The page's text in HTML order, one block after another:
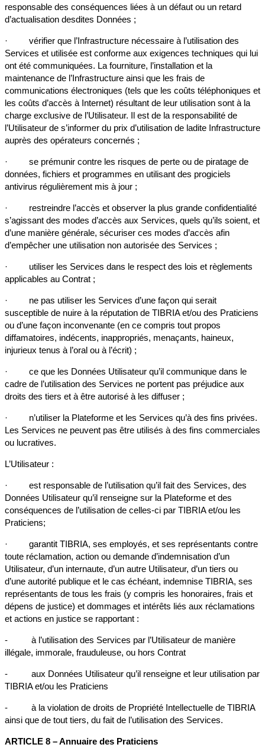
responsable des conséquences liées à un défaut ou un retard
d’actualisation desdites Données ;
· vérifier que l’Infrastructure nécessaire à l’utilisation des
Services et utilisée est conforme aux exigences techniques qui lui
ont été communiquées. La fourniture, l’installation et la
maintenance de l’Infrastructure ainsi que les frais de
communications électroniques (tels que les coûts téléphoniques et
les coûts d’accès à Internet) résultant de leur utilisation sont à la
charge exclusive de l’Utilisateur. Il est de la responsabilité de
l’Utilisateur de s’informer du prix d’utilisation de ladite Infrastructure
auprès des opérateurs concernés ;
· se prémunir contre les risques de perte ou de piratage de
données, fichiers et programmes en utilisant des progiciels
antivirus régulièrement mis à jour ;
· restreindre l’accès et observer la plus grande confidentialité
s’agissant des modes d’accès aux Services, quels qu’ils soient, et
d’une manière générale, sécuriser ces modes d’accès afin
d’empêcher une utilisation non autorisée des Services ;
· utiliser les Services dans le respect des lois et règlements
applicables au Contrat ;
· ne pas utiliser les Services d’une façon qui serait
susceptible de nuire à la réputation de TIBRIA et/ou des Praticiens
ou d’une façon inconvenante (en ce compris tout propos
diffamatoires, indécents, inappropriés, menaçants, haineux,
injurieux tenus à l’oral ou à l’écrit) ;
· ce que les Données Utilisateur qu’il communique dans le
cadre de l’utilisation des Services ne portent pas préjudice aux
droits des tiers et à être autorisé à les diffuser ;
· n’utiliser la Plateforme et les Services qu’à des fins privées.
Les Services ne peuvent pas être utilisés à des fins commerciales
ou lucratives.
L’Utilisateur :
· est responsable de l’utilisation qu’il fait des Services, des
Données Utilisateur qu’il renseigne sur la Plateforme et des
conséquences de l’utilisation de celles-ci par TIBRIA et/ou les
Praticiens;
· garantit TIBRIA, ses employés, et ses représentants contre
toute réclamation, action ou demande d’indemnisation d’un
Utilisateur, d’un internaute, d’un autre Utilisateur, d’un tiers ou
d’une autorité publique et le cas échéant, indemnise TIBRIA, ses
représentants de tous les frais (y compris les honoraires, frais et
dépens de justice) et dommages et intérêts liés aux réclamations
et actions en justice se rapportant :
- à l’utilisation des Services par l’Utilisateur de manière
illégale, immorale, frauduleuse, ou hors Contrat
- aux Données Utilisateur qu’il renseigne et leur utilisation par
TIBRIA et/ou les Praticiens
- à la violation de droits de Propriété Intellectuelle de TIBRIA
ainsi que de tout tiers, du fait de l’utilisation des Services.
ARTICLE 8 – Annuaire des Praticiens